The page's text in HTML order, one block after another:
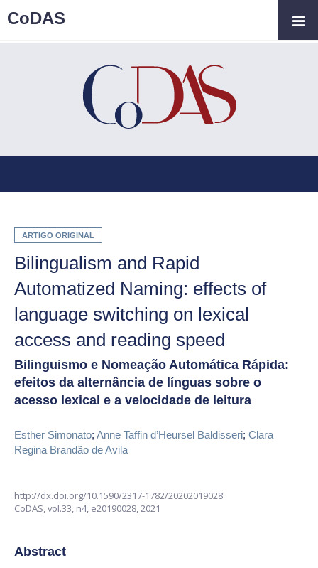
ARTIGO ORIGINAL
Bilingualism and Rapid
Automatized Naming: effects of
language switching on lexical
access and reading speed
Bilinguismo e Nomeação Automática Rápida:
efeitos da alternância de línguas sobre o
acesso lexical e a velocidade de leitura
Esther Simonato; Anne Taffin d’Heursel Baldisseri; Clara
Regina Brandão de Avila
http://dx.doi.org/10.1590/2317-1782/20202019028
CoDAS,vol.33, n4, e20190028, 2021
Abstract
CoDAS